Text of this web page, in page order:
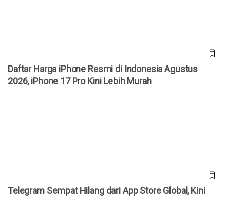
Daftar Harga iPhone Resmi di Indonesia Agustus
2026, iPhone 17 Pro Kini Lebih Murah
Telegram Sempat Hilang dari App Store Global, Kini